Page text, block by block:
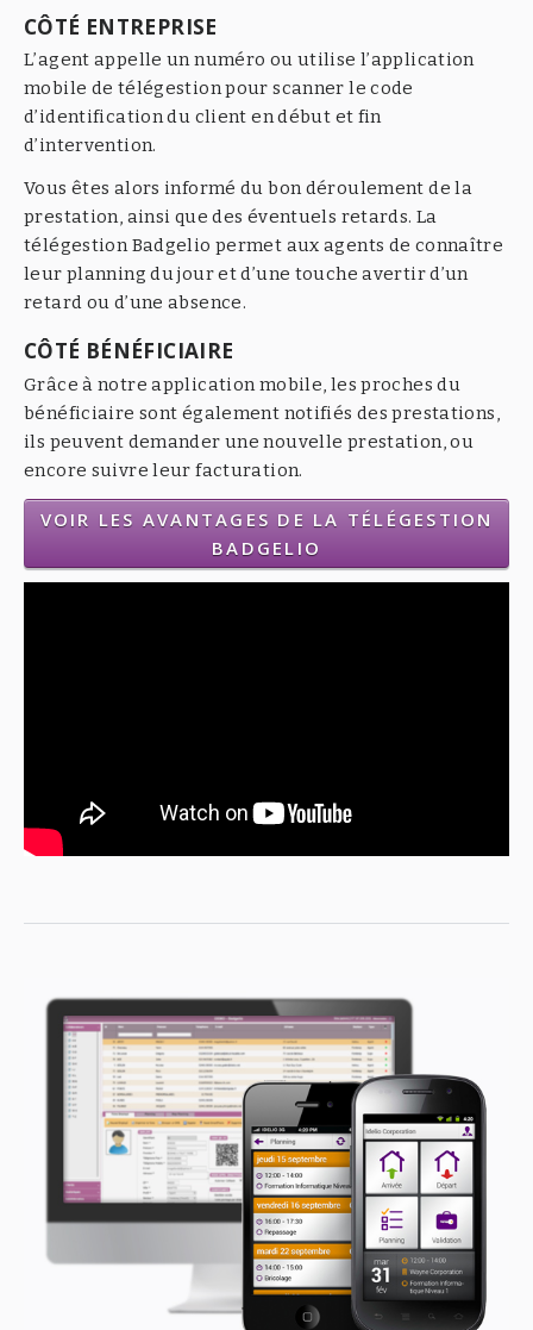
CÔTÉ ENTREPRISE
L’agent appelle un numéro ou utilise l’application
mobile de télégestion pour scanner le code
d’identification du client en début et fin
d’intervention.
Vous êtes alors informé du bon déroulement de la
prestation, ainsi que des éventuels retards. La
télégestion Badgelio permet aux agents de connaître
leur planning du jour et d’une touche avertir d’un
retard ou d’une absence.
CÔTÉ BÉNÉFICIAIRE
Grâce à notre application mobile, les proches du
bénéficiaire sont également notifiés des prestations,
ils peuvent demander une nouvelle prestation, ou
encore suivre leur facturation.
VOIR LES AVANTAGES DE LA TÉLÉGESTION
BADGELIO